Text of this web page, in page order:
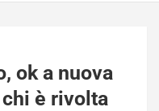
ok a nuova
è rivolta